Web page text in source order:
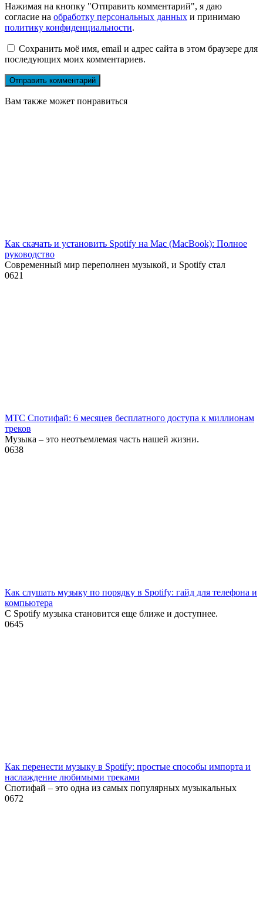
Нажимая на кнопку "Отправить комментарий", я даю
согласие на обработку персональных данных и принимаю
политику конфиденциальности.
Сохранить моё имя, email и адрес сайта в этом браузере для
последующих моих комментариев.
Вам также может понравиться
Как скачать и установить Spotify на Mac (MacBook): Полное
руководство
Современный мир переполнен музыкой, и Spotify стал
0621
МТС Спотифай: 6 месяцев бесплатного доступа к миллионам
треков
Музыка – это неотъемлемая часть нашей жизни.
0638
Как слушать музыку по порядку в Spotify: гайд для телефона и
компьютера
С Spotify музыка становится еще ближе и доступнее.
0645
Как перенести музыку в Spotify: простые способы импорта и
наслаждение любимыми треками
Спотифай – это одна из самых популярных музыкальных
0672